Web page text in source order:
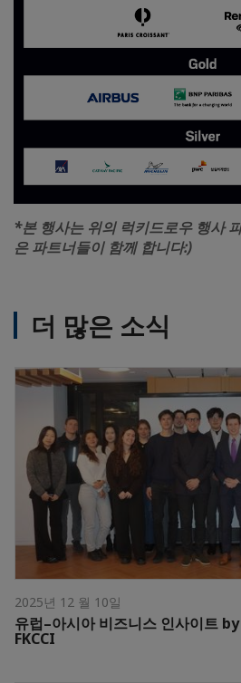
*본 행사는 위의 럭키드로우 행사
은 파트너들이 함께 합니다:)
더 많은 소식
2025년 12 월 10일
유럽–아시아 비즈니스 인사이트
FKCCI